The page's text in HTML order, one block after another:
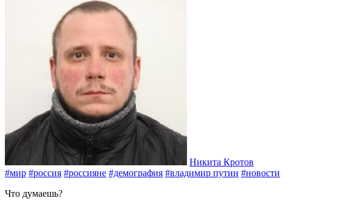
Никита Кротов
#мир #россия #россияне #демография #владимир путин #новости
Что думаешь?